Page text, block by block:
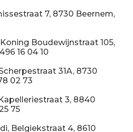
7, 8730 Beernem,
Boudewijnstraat 105,
16 04 10
31A, 8730
02 73
3, 8840
75
Belgiekstraat 4, 8610